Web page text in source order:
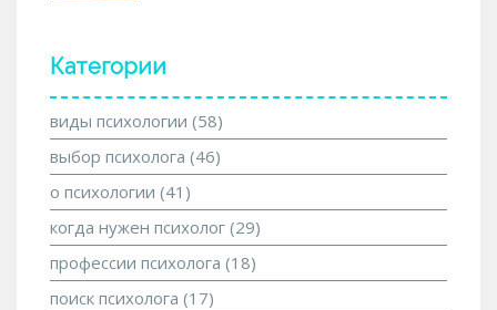
Категории
виды психологии (58)
выбор психолога (46)
о психологии (41)
когда нужен психолог (29)
профессии психолога (18)
поиск психолога (17)